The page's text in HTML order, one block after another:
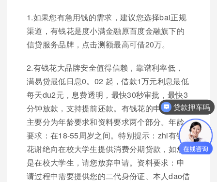
1.如果您有急用钱的需求，建议您选择bai正规
渠道，有钱花是度小满金融原百度金融旗下的
信贷服务品牌，点击测额最高可借20万。
2.有钱花大品牌安全值得信赖，靠谱利率低，
满易贷最低日息0。02 起，借款1万元利息最低
每天du2元，息费透明，最快30秒审批，最快3
分钟放款，支持提前还款。有钱花的申请条件
主要分为年龄要求和资料要求两个部分。年龄
要求：在18-55周岁之间。特别提示：zhi有钱
花谢绝向在校大学生提供消费分期贷款，如您
是在校大学生，请您放弃申请。资料要求：申
请过程中需要提供您的二代身份证、本人dao借
贷款押车吗
你们是怎么收费的呢？